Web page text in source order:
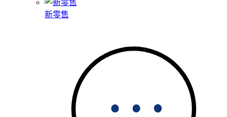
新零售